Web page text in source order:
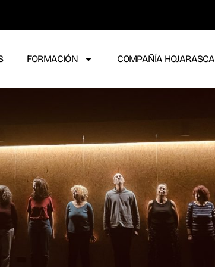
FORMACIÓN COMPAÑÍA HOJARASCA